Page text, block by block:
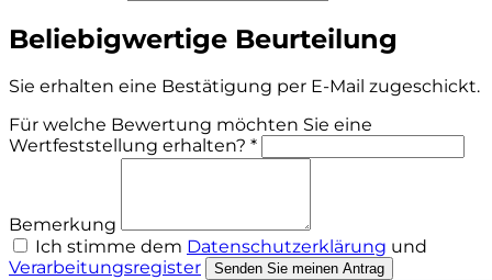
Beliebigwertige Beurteilung
Sie erhalten eine Bestätigung per E-Mail zugeschickt.
Für welche Bewertung möchten Sie eine
Wertfeststellung erhalten? *
Bemerkung
Ich stimme dem Datenschutzerklärung und
Verarbeitungsregister
Senden Sie meinen Antrag